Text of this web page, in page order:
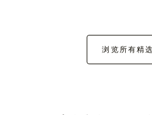
浏览所有精